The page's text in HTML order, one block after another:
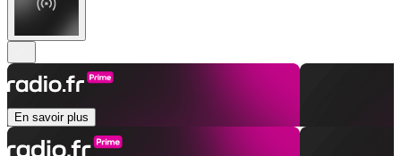
En savoir plus